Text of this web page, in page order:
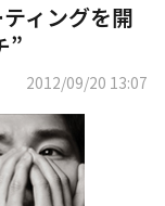
ィングを開
”
2012/09/20 13:07